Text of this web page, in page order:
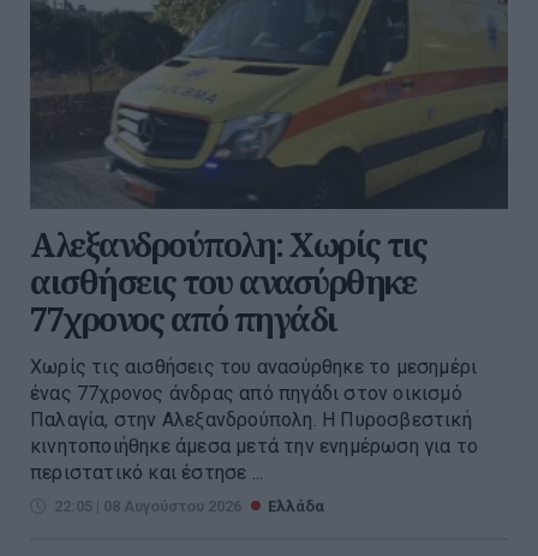
Αλεξανδρούπολη: Χωρίς τις
αισθήσεις του ανασύρθηκε
77χρονος από πηγάδι
Χωρίς τις αισθήσεις του ανασύρθηκε το μεσημέρι
ένας 77χρονος άνδρας από πηγάδι στον οικισμό
Παλαγία, στην Αλεξανδρούπολη. Η Πυροσβεστική
κινητοποιήθηκε άμεσα μετά την ενημέρωση για το
περιστατικό και έστησε ...
22:05 | 08 Αυγούστου 2026 Ελλάδα